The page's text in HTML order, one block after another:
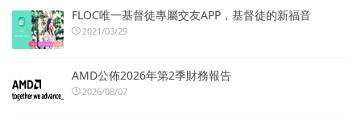
FLOC唯一基督徒專屬交友APP，基督徒的新福音
2021/03/29
AMD公佈2026年第2季財務報告
2026/08/07